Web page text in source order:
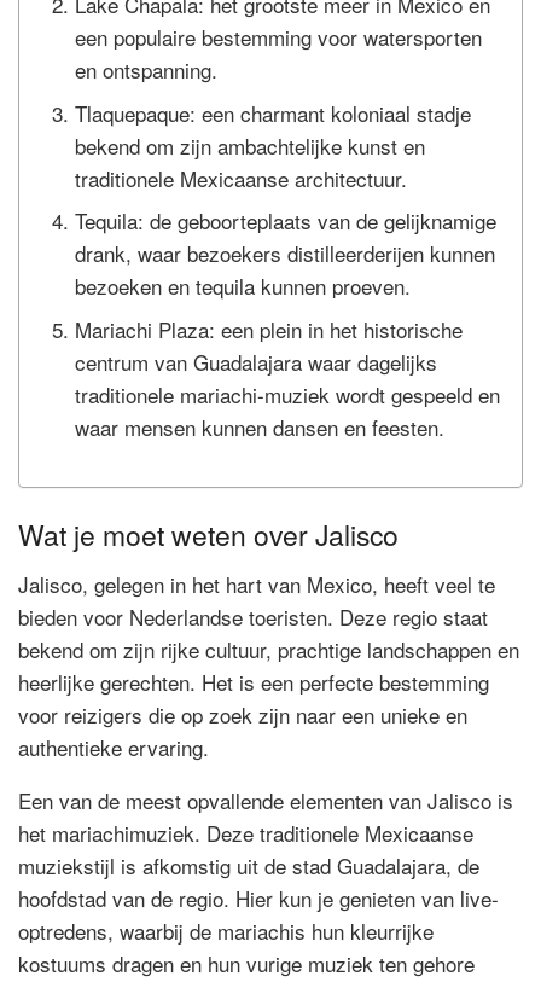
een populaire bestemming voor watersporten
en ontspanning.
Tlaquepaque: een charmant koloniaal stadje
bekend om zijn ambachtelijke kunst en
traditionele Mexicaanse architectuur.
Tequila: de geboorteplaats van de gelijknamige
drank, waar bezoekers distilleerderijen kunnen
bezoeken en tequila kunnen proeven.
Mariachi Plaza: een plein in het historische
centrum van Guadalajara waar dagelijks
traditionele mariachi-muziek wordt gespeeld en
waar mensen kunnen dansen en feesten.
Wat je moet weten over Jalisco
Jalisco, gelegen in het hart van Mexico, heeft veel te
bieden voor Nederlandse toeristen. Deze regio staat
bekend om zijn rijke cultuur, prachtige landschappen en
heerlijke gerechten. Het is een perfecte bestemming
voor reizigers die op zoek zijn naar een unieke en
authentieke ervaring.
Een van de meest opvallende elementen van Jalisco is
het mariachimuziek. Deze traditionele Mexicaanse
muziekstijl is afkomstig uit de stad Guadalajara, de
hoofdstad van de regio. Hier kun je genieten van live-
optredens, waarbij de mariachis hun kleurrijke
kostuums dragen en hun vurige muziek ten gehore